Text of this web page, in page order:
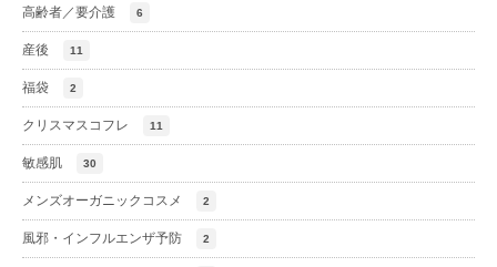
高齢者／要介護 6
産後 11
福袋 2
クリスマスコフレ 11
敏感肌 30
メンズオーガニックコスメ 2
風邪・インフルエンザ予防 2